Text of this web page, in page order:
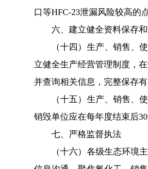
口等HFC-23泄漏风险较高的
六、建立健全资料保存
（十四）生产、销售、使
立健全生产经营管理制度，
并查询相关信息，完整保存
（十五）生产、销售、使
销毁单位应在每年度结束后
七、严格监督执法
（十六）各级生态环境主